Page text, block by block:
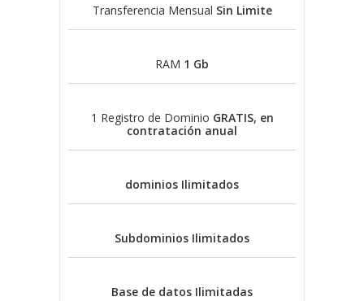
Transferencia Mensual Sin Limite
RAM 1 Gb
1 Registro de Dominio GRATIS, en
contratación anual
dominios Ilimitados
Subdominios Ilimitados
Base de datos Ilimitadas